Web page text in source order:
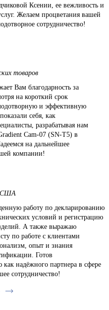
Ксении, ее вежливость и
Желаем процветания вашей
сотрудничество!
товаров
Вам благодарность за
на короткий срок
и эффективную
себя, как
разрабатывая нам
Cam-07 (SN-T5) в
на дальнейшее
компании!
США
работу по декларированию
условий и регистрацию
А также выражаю
по работе с клиентами
опыт и знания
Готов
надёжного партнера в сфере
сотрудничество!